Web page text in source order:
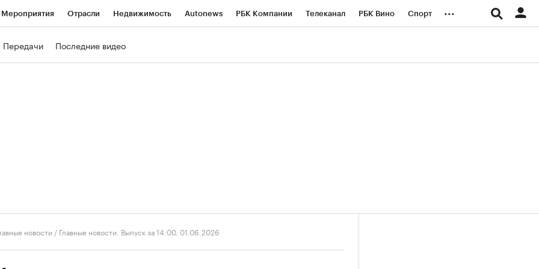
Мероприятия Отрасли Недвижимость Autonews РБК Компании Телеканал РБК Вино Спорт ...
Передачи Последние видео
новости / Главные новости. Выпуск за 14:00, 01.06.2026